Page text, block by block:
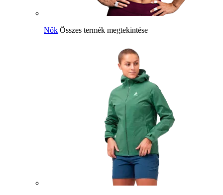
Nők Összes termék megtekintése